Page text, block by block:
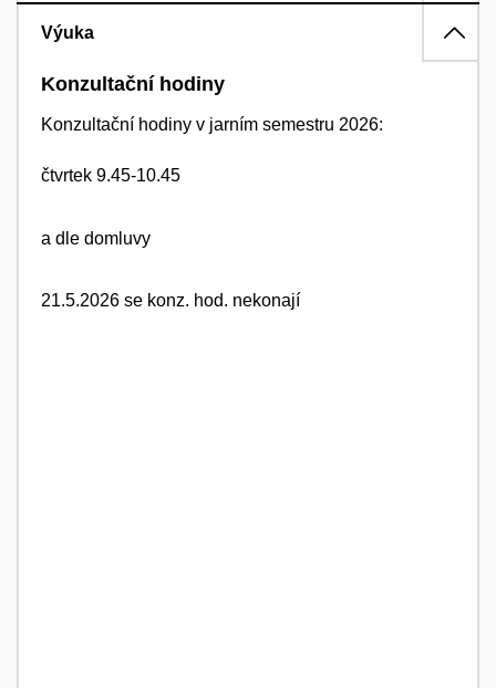
Výuka
Konzultační hodiny
Konzultační hodiny v jarním semestru 2026:
čtvrtek 9.45-10.45
a dle domluvy
21.5.2026 se konz. hod. nekonají